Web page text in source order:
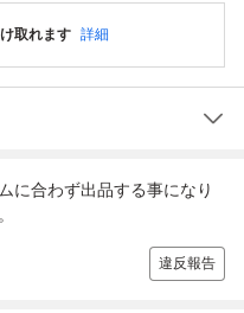
取れます 詳細
に合わず出品する事になり
違反報告